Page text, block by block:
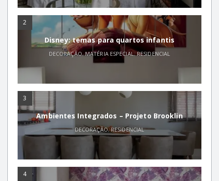
2
Disney: temas para quartos infantis
DECORAÇÃO,MATÉRIA ESPECIAL,RESIDENCIAL
3
Ambientes Integrados – Projeto Brooklin
DECORAÇÃO,RESIDENCIAL
4